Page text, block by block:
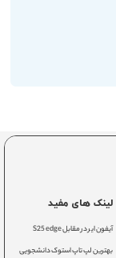
لینک های مفید
آیفون ایر در مقابل S25 edge
بهترین لپ تاپ استوک دانشجویی